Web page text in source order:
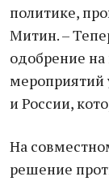
политике,
Митин. –
одобрение
мероприятий
и России,
На
решение